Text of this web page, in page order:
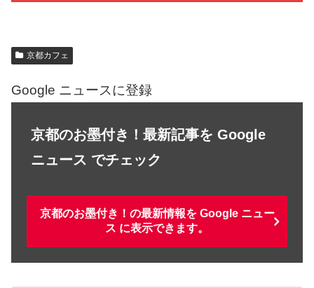
京都カフェ
Google ニュースに登録
京都のお墨付き！最新記事を Google
ニュース でチェック
京都のお墨付き！の最新情報を Google ニュー
ス に表示できます。